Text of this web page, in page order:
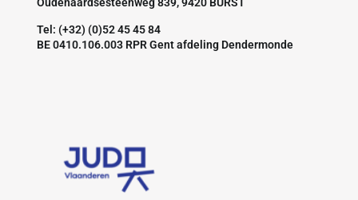
Oudenaardsesteenweg 839, 9420 BURST
Tel: (+32) (0)52 45 45 84
BE 0410.106.003 RPR Gent afdeling Dendermonde